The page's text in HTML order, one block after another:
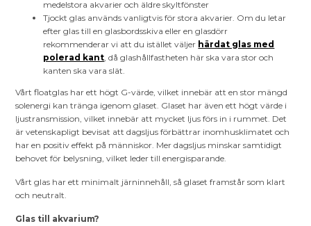
medelstora akvarier och äldre skyltfönster
Tjockt glas används vanligtvis för stora akvarier. Om du letar
efter glas till en glasbordsskiva eller en glasdörr
rekommenderar vi att du istället väljer härdat glas med
polerad kant, då glashållfastheten här ska vara stor och
kanten ska vara slät.
Vårt floatglas har ett högt G-värde, vilket innebär att en stor mängd
solenergi kan tränga igenom glaset. Glaset har även ett högt värde i
ljustransmission, vilket innebär att mycket ljus förs in i rummet. Det
är vetenskapligt bevisat att dagsljus förbättrar inomhusklimatet och
har en positiv effekt på människor. Mer dagsljus minskar samtidigt
behovet för belysning, vilket leder till energisparande.
Vårt glas har ett minimalt järninnehåll, så glaset framstår som klart
och neutralt.
Glas till akvarium?